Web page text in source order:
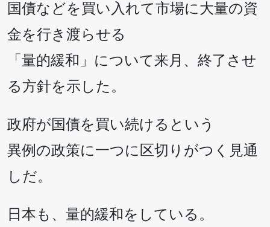
国債などを買い入れて市場に大量の資
金を行き渡らせる
「量的緩和」について来月、終了させ
る方針を示した。
政府が国債を買い続けるという
異例の政策に一つに区切りがつく見通
しだ。
日本も、量的緩和をしている。